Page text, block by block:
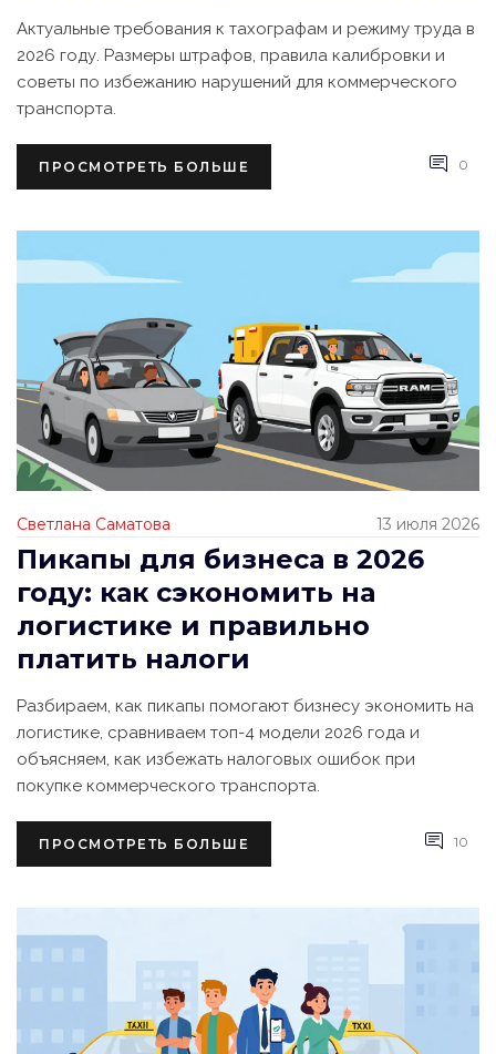
Актуальные требования к тахографам и режиму труда в
2026 году. Размеры штрафов, правила калибровки и
советы по избежанию нарушений для коммерческого
транспорта.
ПРОСМОТРЕТЬ БОЛЬШЕ 0
Светлана Саматова 13 июля 2026
Пикапы для бизнеса в 2026
году: как сэкономить на
логистике и правильно
платить налоги
Разбираем, как пикапы помогают бизнесу экономить на
логистике, сравниваем топ-4 модели 2026 года и
объясняем, как избежать налоговых ошибок при
покупке коммерческого транспорта.
ПРОСМОТРЕТЬ БОЛЬШЕ 10